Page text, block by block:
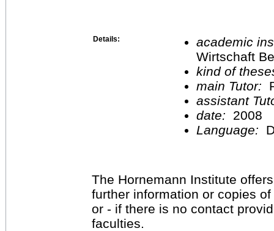
Details:
academic
Wirtschaft
kind of
main Tutor:
assistant
date:
2008
Language:
The Hornemann Institute
further information or copies
or - if there is no contact
faculties.